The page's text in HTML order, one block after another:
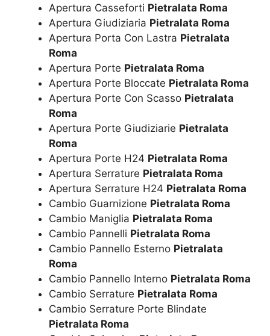
Apertura Casseforti Pietralata Roma
Apertura Giudiziaria Pietralata Roma
Apertura Porta Con Lastra Pietralata
Roma
Apertura Porte Pietralata Roma
Apertura Porte Bloccate Pietralata Roma
Apertura Porte Con Scasso Pietralata
Roma
Apertura Porte Giudiziarie Pietralata
Roma
Apertura Porte H24 Pietralata Roma
Apertura Serrature Pietralata Roma
Apertura Serrature H24 Pietralata Roma
Cambio Guarnizione Pietralata Roma
Cambio Maniglia Pietralata Roma
Cambio Pannelli Pietralata Roma
Cambio Pannello Esterno Pietralata
Roma
Cambio Pannello Interno Pietralata Roma
Cambio Serrature Pietralata Roma
Cambio Serrature Porte Blindate
Pietralata Roma